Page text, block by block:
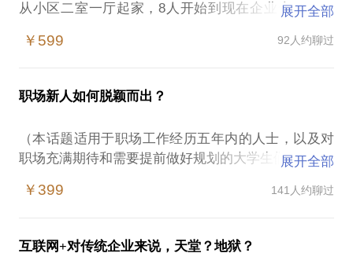
从小区二室一厅起家，8人开始到现在企业全职1500
户，每天上百万用户访问，最高峰营收超过一亿人民
创业企业活下来，不容易，真不容易，但我们还做成
联网教育行业又是一个貌似低门槛的行业，据说每天
都有2.5家创业企业冒出来，但又是一个很容易让企业
倒下的行业，嗯，歪叔我真见得太多失败案例了，多
展开全部
￥599 92人约聊过
职场新人如何脱颖而出？
（本话题适用于职场工作经历五年内的人士，以及对
职场充满期待和需要提前做好规划的大学生们）
看看我职业生涯的开端与现在——985大学校内知名
管。很光鲜，是吗？
展开全部
￥399 141人约聊过
互联网+对传统企业来说，天堂？地狱？